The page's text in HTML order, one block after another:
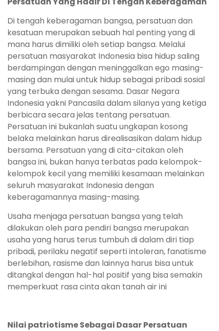
Di tengah keberagaman bangsa, persatuan dan
kesatuan merupakan sebuah hal penting yang di
mana harus dimiliki oleh setiap bangsa. Melalui
persatuan masyarakat Indonesia bisa hidup saling
berdampingan dengan meninggalkan ego masing-
masing dan mulai untuk hidup sebagai pribadi sosial
yang terbuka dengan sesama. Dasar Negara
Indonesia yakni Pancasila dalam silanya yang ketiga
berbicara secara jelas tentang persatuan.
Persatuan ini bukanlah suatu ungkapan kosong
belaka melainkan harus direalisasikan dalam hidup
bersama. Persatuan yang di cita-citakan oleh
bangsa ini, bukan hanya terbatas pada kelompok-
kelompok kecil yang memiliki kesamaan melainkan
seluruh masyarakat Indonesia dengan
keberagamannya masing-masing.
Usaha menjaga persatuan bangsa yang telah
dilakukan oleh para pendiri bangsa merupakan
usaha yang harus terus tumbuh di dalam diri tiap
pribadi, perilaku negatif seperti intoleran, fanatisme
berlebihan, rasisme dan lainnya harus bisa untuk
ditangkal dengan hal-hal positif yang bisa semakin
memperkuat rasa cinta akan tanah air ini
Nilai patriotisme Sebagai Dasar Persatuan